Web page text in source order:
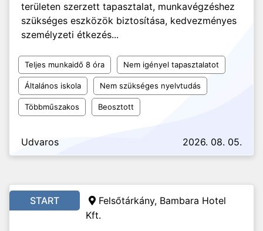
területen szerzett tapasztalat, munkavégzéshez
szükséges eszközök biztosítása, kedvezményes
személyzeti étkezés...
Teljes munkaidő 8 óra Nem igényel tapasztalatot
Általános iskola Nem szükséges nyelvtudás
Többműszakos Beosztott
Udvaros 2026. 08. 05.
START
Felsőtárkány, Bambara Hotel
Kft.